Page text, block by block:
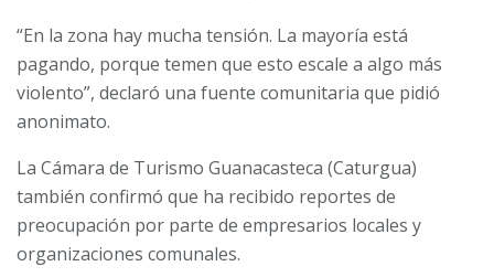
“En la zona hay mucha tensión. La mayoría está
pagando, porque temen que esto escale a algo más
violento”, declaró una fuente comunitaria que pidió
anonimato.
La Cámara de Turismo Guanacasteca (Caturgua)
también confirmó que ha recibido reportes de
preocupación por parte de empresarios locales y
organizaciones comunales.